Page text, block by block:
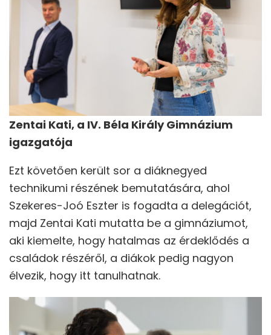
Zentai Kati, a IV. Béla Király Gimnázium
igazgatója
Ezt követően került sor a diáknegyed
technikumi részének bemutatására, ahol
Szekeres-Joó Eszter is fogadta a delegációt,
majd Zentai Kati mutatta be a gimnáziumot,
aki kiemelte, hogy hatalmas az érdeklődés a
családok részéről, a diákok pedig nagyon
élvezik, hogy itt tanulhatnak.